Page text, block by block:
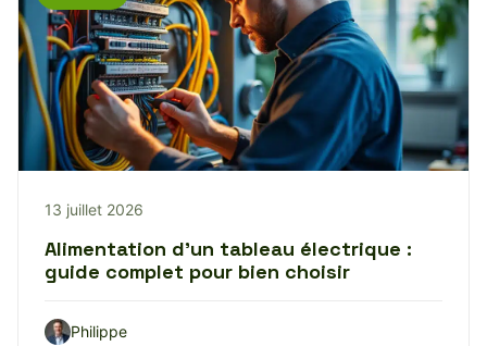
13 juillet 2026
Alimentation d’un tableau électrique :
guide complet pour bien choisir
Philippe